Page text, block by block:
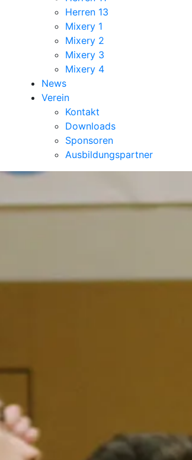
Herren 13
Mixery 1
Mixery 2
Mixery 3
Mixery 4
News
Verein
Kontakt
Downloads
Sponsoren
Ausbildungspartner